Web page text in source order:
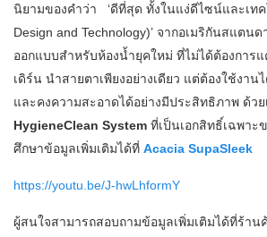
นิยามของคำว่า ‘ดีที่สุด ทั้งในแง่ดีไซน์และเท
Design and Technology)’ จากอเมริกันสแตน
ออกแบบสำหรับห้องน้ำยุคใหม่ ที่ไม่ได้ต้องการ
เดิร์น นำสายตาเพียงอย่างเดียว แต่ต้องใช้งาน
และคงความสะอาดได้อย่างมีประสิทธิภาพ ด้ว
HygieneClean System ที่เป็นเอกสิทธิ์เฉพาะ
ศึกษาข้อมูลเพิ่มเติมได้ที่ Acacia SupaSleek
https://youtu.be/J-hwLhformY
ผู้สนใจสามารถสอบถามข้อมูลเพิ่มเติมได้ที่ร้า